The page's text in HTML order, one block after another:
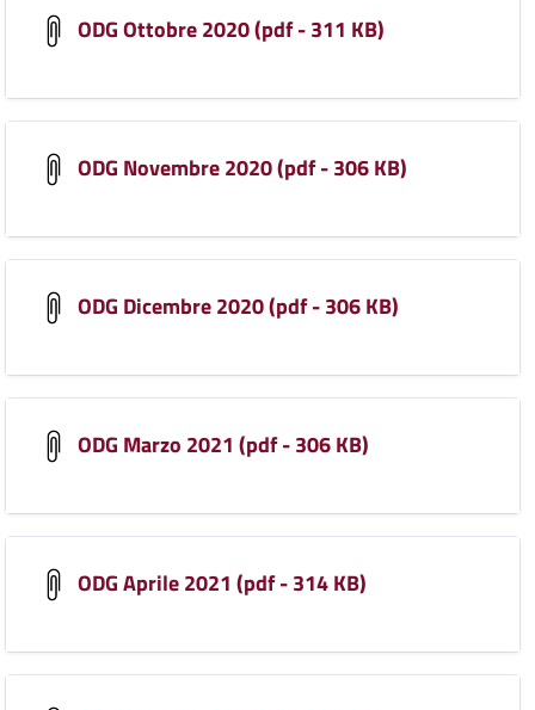
ODG Ottobre 2020 (pdf - 311 KB)
ODG Novembre 2020 (pdf - 306 KB)
ODG Dicembre 2020 (pdf - 306 KB)
ODG Marzo 2021 (pdf - 306 KB)
ODG Aprile 2021 (pdf - 314 KB)